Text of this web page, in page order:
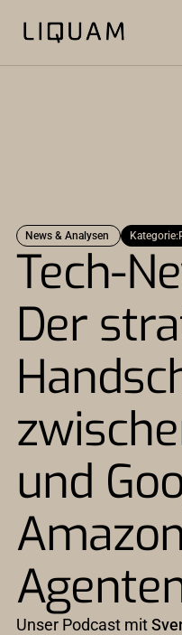
News & Analysen Kategorie:
Tech-
Der
und
Unser Podcast mit